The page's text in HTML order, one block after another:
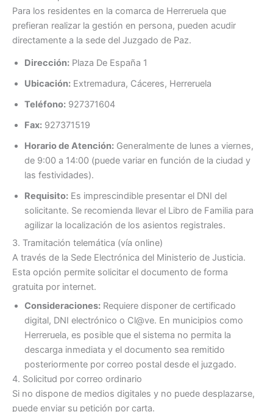
Para los residentes en la comarca de Herreruela que
prefieran realizar la gestión en persona, pueden acudir
directamente a la sede del Juzgado de Paz.
Dirección: Plaza De España 1
Ubicación: Extremadura, Cáceres, Herreruela
Teléfono: 927371604
Fax: 927371519
Horario de Atención: Generalmente de lunes a viernes,
de 9:00 a 14:00 (puede variar en función de la ciudad y
las festividades).
Requisito: Es imprescindible presentar el DNI del
solicitante. Se recomienda llevar el Libro de Familia para
agilizar la localización de los asientos registrales.
3. Tramitación telemática (vía online)
A través de la Sede Electrónica del Ministerio de Justicia.
Esta opción permite solicitar el documento de forma
gratuita por internet.
Consideraciones: Requiere disponer de certificado
digital, DNI electrónico o Cl@ve. En municipios como
Herreruela, es posible que el sistema no permita la
descarga inmediata y el documento sea remitido
posteriormente por correo postal desde el juzgado.
4. Solicitud por correo ordinario
Si no dispone de medios digitales y no puede desplazarse,
puede enviar su petición por carta.